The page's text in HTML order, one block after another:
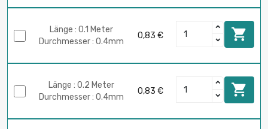
Länge : 0.1 Meter
Durchmesser : 0.4mm
0,83 € 
Länge : 0.2 Meter
Durchmesser : 0.4mm
0,83 € 